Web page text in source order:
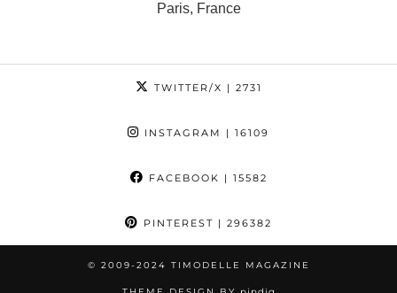
Paris, France
TWITTER/X | 2731
INSTAGRAM | 16109
FACEBOOK | 15582
PINTEREST | 296382
© 2009-2024 TIMODELLE MAGAZINE